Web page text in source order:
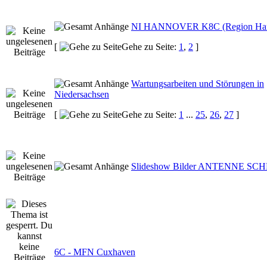
NI HANNOVER K8C (Region
[
Gehe zu Seite: 1 , 2 ]
Wartungsarbeiten und Störungen in
Niedersachsen
[
Gehe zu Seite: 1 ... 25, 26, 27 ]
Slideshow Bilder ANTENNE
6C - MFN Cuxhaven